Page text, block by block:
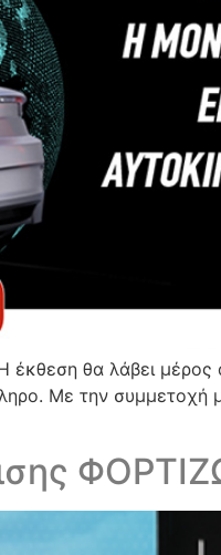
έκθεση θα λάβει
Με την συμμετοχή